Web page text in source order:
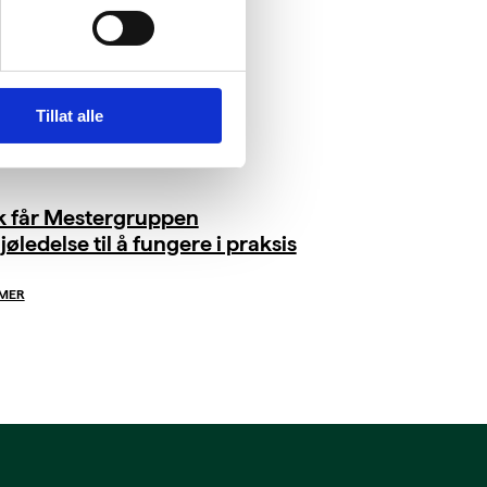
Tillat alle
får Mestergruppen
til å fungere i praksis